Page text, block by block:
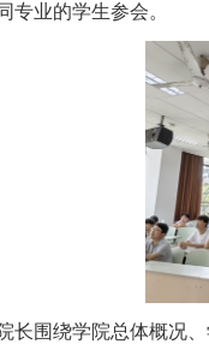
专业的学生参会。
长围绕学院总体概况